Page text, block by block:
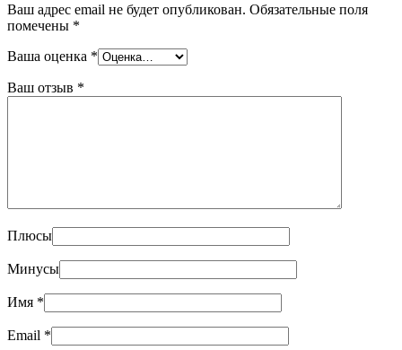
Ваш адрес email не будет опубликован. Обязательные поля
помечены *
Ваша оценка *
Ваш отзыв *
Плюсы
Минусы
Имя *
Email *